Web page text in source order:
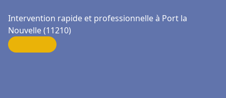
Intervention rapide et professionnelle à Port la
Nouvelle (11210)